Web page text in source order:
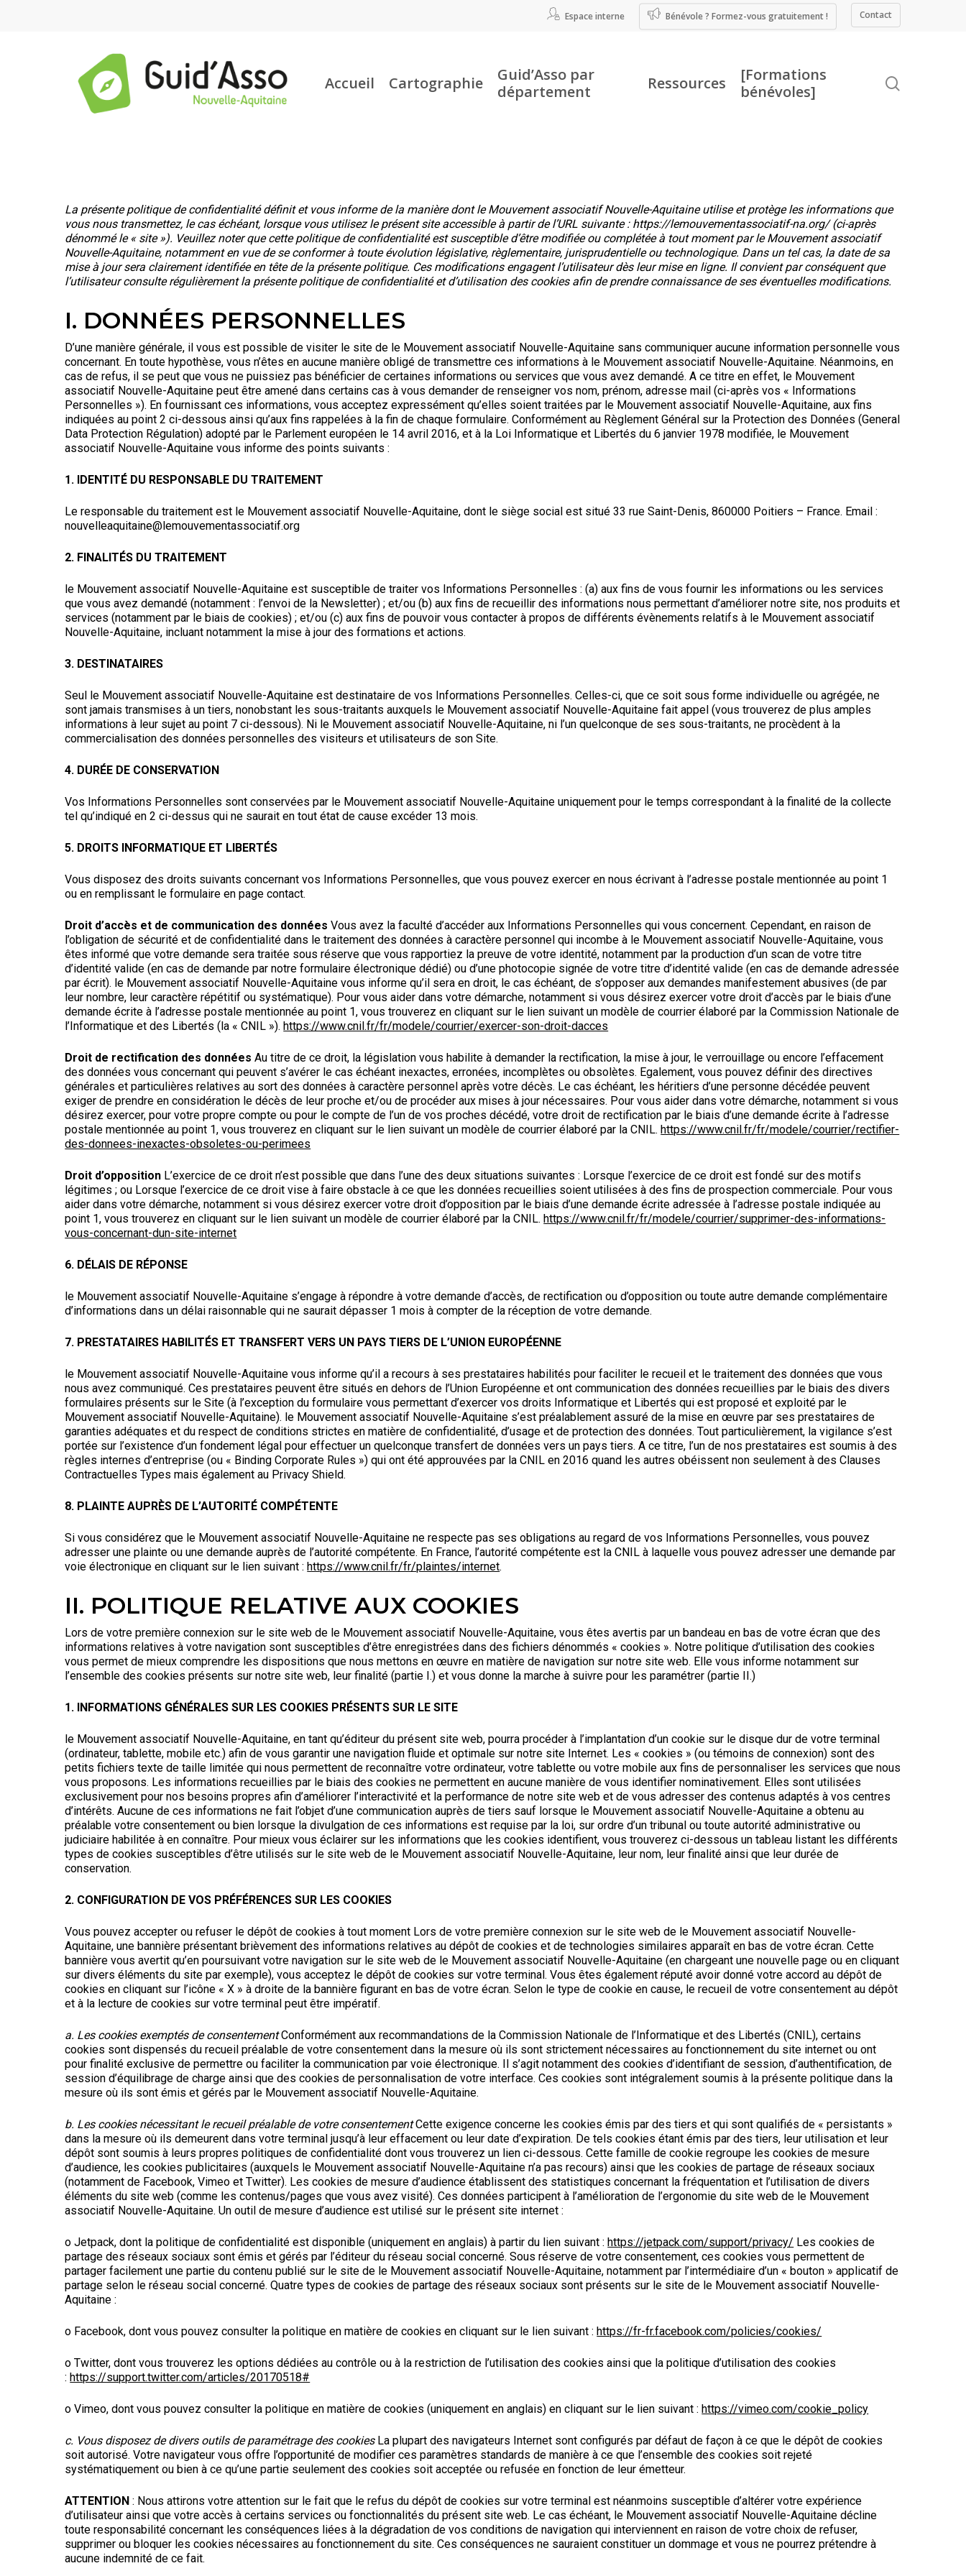
Espace interne Bénévole ? Formez-vous gratuitement ! Contact
Accueil Cartographie
Guid’Asso par
département
Ressources
[Formations
bénévoles]
La présente politique de confidentialité définit et vous informe de la manière dont le Mouvement associatif Nouvelle-Aquitaine utilise et protège les informations que
vous nous transmettez, le cas échéant, lorsque vous utilisez le présent site accessible à partir de l’URL suivante : https://lemouvementassociatif-na.org/ (ci-après
dénommé le « site »). Veuillez noter que cette politique de confidentialité est susceptible d’être modifiée ou complétée à tout moment par le Mouvement associatif
Nouvelle-Aquitaine, notamment en vue de se conformer à toute évolution législative, règlementaire, jurisprudentielle ou technologique. Dans un tel cas, la date de sa
mise à jour sera clairement identifiée en tête de la présente politique. Ces modifications engagent l’utilisateur dès leur mise en ligne. Il convient par conséquent que
l’utilisateur consulte régulièrement la présente politique de confidentialité et d’utilisation des cookies afin de prendre connaissance de ses éventuelles modifications.
I. DONNÉES PERSONNELLES
D’une manière générale, il vous est possible de visiter le site de le Mouvement associatif Nouvelle-Aquitaine sans communiquer aucune information personnelle vous
concernant. En toute hypothèse, vous n’êtes en aucune manière obligé de transmettre ces informations à le Mouvement associatif Nouvelle-Aquitaine. Néanmoins, en
cas de refus, il se peut que vous ne puissiez pas bénéficier de certaines informations ou services que vous avez demandé. A ce titre en effet, le Mouvement
associatif Nouvelle-Aquitaine peut être amené dans certains cas à vous demander de renseigner vos nom, prénom, adresse mail (ci-après vos « Informations
Personnelles »). En fournissant ces informations, vous acceptez expressément qu’elles soient traitées par le Mouvement associatif Nouvelle-Aquitaine, aux fins
indiquées au point 2 ci-dessous ainsi qu’aux fins rappelées à la fin de chaque formulaire. Conformément au Règlement Général sur la Protection des Données (General
Data Protection Régulation) adopté par le Parlement européen le 14 avril 2016, et à la Loi Informatique et Libertés du 6 janvier 1978 modifiée, le Mouvement
associatif Nouvelle-Aquitaine vous informe des points suivants :
1. IDENTITÉ DU RESPONSABLE DU TRAITEMENT
Le responsable du traitement est le Mouvement associatif Nouvelle-Aquitaine, dont le siège social est situé 33 rue Saint-Denis, 860000 Poitiers – France. Email :
nouvelleaquitaine@lemouvementassociatif.org
2. FINALITÉS DU TRAITEMENT
le Mouvement associatif Nouvelle-Aquitaine est susceptible de traiter vos Informations Personnelles : (a) aux fins de vous fournir les informations ou les services
que vous avez demandé (notamment : l’envoi de la Newsletter) ; et/ou (b) aux fins de recueillir des informations nous permettant d’améliorer notre site, nos produits et
services (notamment par le biais de cookies) ; et/ou (c) aux fins de pouvoir vous contacter à propos de différents évènements relatifs à le Mouvement associatif
Nouvelle-Aquitaine, incluant notamment la mise à jour des formations et actions.
3. DESTINATAIRES
Seul le Mouvement associatif Nouvelle-Aquitaine est destinataire de vos Informations Personnelles. Celles-ci, que ce soit sous forme individuelle ou agrégée, ne
sont jamais transmises à un tiers, nonobstant les sous-traitants auxquels le Mouvement associatif Nouvelle-Aquitaine fait appel (vous trouverez de plus amples
informations à leur sujet au point 7 ci-dessous). Ni le Mouvement associatif Nouvelle-Aquitaine, ni l’un quelconque de ses sous-traitants, ne procèdent à la
commercialisation des données personnelles des visiteurs et utilisateurs de son Site.
4. DURÉE DE CONSERVATION
Vos Informations Personnelles sont conservées par le Mouvement associatif Nouvelle-Aquitaine uniquement pour le temps correspondant à la finalité de la collecte
tel qu’indiqué en 2 ci-dessus qui ne saurait en tout état de cause excéder 13 mois.
5. DROITS INFORMATIQUE ET LIBERTÉS
Vous disposez des droits suivants concernant vos Informations Personnelles, que vous pouvez exercer en nous écrivant à l’adresse postale mentionnée au point 1
ou en remplissant le formulaire en page contact.
Droit d’accès et de communication des données Vous avez la faculté d’accéder aux Informations Personnelles qui vous concernent. Cependant, en raison de
l’obligation de sécurité et de confidentialité dans le traitement des données à caractère personnel qui incombe à le Mouvement associatif Nouvelle-Aquitaine, vous
êtes informé que votre demande sera traitée sous réserve que vous rapportiez la preuve de votre identité, notamment par la production d’un scan de votre titre
d’identité valide (en cas de demande par notre formulaire électronique dédié) ou d’une photocopie signée de votre titre d’identité valide (en cas de demande adressée
par écrit). le Mouvement associatif Nouvelle-Aquitaine vous informe qu’il sera en droit, le cas échéant, de s’opposer aux demandes manifestement abusives (de par
leur nombre, leur caractère répétitif ou systématique). Pour vous aider dans votre démarche, notamment si vous désirez exercer votre droit d’accès par le biais d’une
demande écrite à l’adresse postale mentionnée au point 1, vous trouverez en cliquant sur le lien suivant un modèle de courrier élaboré par la Commission Nationale de
l’Informatique et des Libertés (la « CNIL »).https://www.cnil.fr/fr/modele/courrier/exercer-son-droit-dacces
Droit de rectification des données Au titre de ce droit, la législation vous habilite à demander la rectification, la mise à jour, le verrouillage ou encore l’effacement
des données vous concernant qui peuvent s’avérer le cas échéant inexactes, erronées, incomplètes ou obsolètes. Egalement, vous pouvez définir des directives
générales et particulières relatives au sort des données à caractère personnel après votre décès. Le cas échéant, les héritiers d’une personne décédée peuvent
exiger de prendre en considération le décès de leur proche et/ou de procéder aux mises à jour nécessaires. Pour vous aider dans votre démarche, notamment si vous
désirez exercer, pour votre propre compte ou pour le compte de l’un de vos proches décédé, votre droit de rectification par le biais d’une demande écrite à l’adresse
postale mentionnée au point 1, vous trouverez en cliquant sur le lien suivant un modèle de courrier élaboré par la CNIL.https://www.cnil.fr/fr/modele/courrier/rectifier-
des-donnees-inexactes-obsoletes-ou-perimees
Droit d’opposition L’exercice de ce droit n’est possible que dans l’une des deux situations suivantes : Lorsque l’exercice de ce droit est fondé sur des motifs
légitimes ; ou Lorsque l’exercice de ce droit vise à faire obstacle à ce que les données recueillies soient utilisées à des fins de prospection commerciale. Pour vous
aider dans votre démarche, notamment si vous désirez exercer votre droit d’opposition par le biais d’une demande écrite adressée à l’adresse postale indiquée au
point 1, vous trouverez en cliquant sur le lien suivant un modèle de courrier élaboré par la CNIL.https://www.cnil.fr/fr/modele/courrier/supprimer-des-informations-
vous-concernant-dun-site-internet
6. DÉLAIS DE RÉPONSE
le Mouvement associatif Nouvelle-Aquitaine s’engage à répondre à votre demande d’accès, de rectification ou d’opposition ou toute autre demande complémentaire
d’informations dans un délai raisonnable qui ne saurait dépasser 1 mois à compter de la réception de votre demande.
7. PRESTATAIRES HABILITÉS ET TRANSFERT VERS UN PAYS TIERS DE L’UNION EUROPÉENNE
le Mouvement associatif Nouvelle-Aquitaine vous informe qu’il a recours à ses prestataires habilités pour faciliter le recueil et le traitement des données que vous
nous avez communiqué. Ces prestataires peuvent être situés en dehors de l’Union Européenne et ont communication des données recueillies par le biais des divers
formulaires présents sur le Site (à l’exception du formulaire vous permettant d’exercer vos droits Informatique et Libertés qui est proposé et exploité par le
Mouvement associatif Nouvelle-Aquitaine). le Mouvement associatif Nouvelle-Aquitaine s’est préalablement assuré de la mise en œuvre par ses prestataires de
garanties adéquates et du respect de conditions strictes en matière de confidentialité, d’usage et de protection des données. Tout particulièrement, la vigilance s’est
portée sur l’existence d’un fondement légal pour effectuer un quelconque transfert de données vers un pays tiers. A ce titre, l’un de nos prestataires est soumis à des
règles internes d’entreprise (ou « Binding Corporate Rules ») qui ont été approuvées par la CNIL en 2016 quand les autres obéissent non seulement à des Clauses
Contractuelles Types mais également au Privacy Shield.
8. PLAINTE AUPRÈS DE L’AUTORITÉ COMPÉTENTE
Si vous considérez que le Mouvement associatif Nouvelle-Aquitaine ne respecte pas ses obligations au regard de vos Informations Personnelles, vous pouvez
adresser une plainte ou une demande auprès de l’autorité compétente. En France, l’autorité compétente est la CNIL à laquelle vous pouvez adresser une demande par
voie électronique en cliquant sur le lien suivant :https://www.cnil.fr/fr/plaintes/internet.
II. POLITIQUE RELATIVE AUX COOKIES
Lors de votre première connexion sur le site web de le Mouvement associatif Nouvelle-Aquitaine, vous êtes avertis par un bandeau en bas de votre écran que des
informations relatives à votre navigation sont susceptibles d’être enregistrées dans des fichiers dénommés « cookies ». Notre politique d’utilisation des cookies
vous permet de mieux comprendre les dispositions que nous mettons en œuvre en matière de navigation sur notre site web. Elle vous informe notamment sur
l’ensemble des cookies présents sur notre site web, leur finalité (partie I.) et vous donne la marche à suivre pour les paramétrer (partie II.)
1. INFORMATIONS GÉNÉRALES SUR LES COOKIES PRÉSENTS SUR LE SITE
le Mouvement associatif Nouvelle-Aquitaine, en tant qu’éditeur du présent site web, pourra procéder à l’implantation d’un cookie sur le disque dur de votre terminal
(ordinateur, tablette, mobile etc.) afin de vous garantir une navigation fluide et optimale sur notre site Internet. Les « cookies » (ou témoins de connexion) sont des
petits fichiers texte de taille limitée qui nous permettent de reconnaître votre ordinateur, votre tablette ou votre mobile aux fins de personnaliser les services que nous
vous proposons. Les informations recueillies par le biais des cookies ne permettent en aucune manière de vous identifier nominativement. Elles sont utilisées
exclusivement pour nos besoins propres afin d’améliorer l’interactivité et la performance de notre site web et de vous adresser des contenus adaptés à vos centres
d’intérêts. Aucune de ces informations ne fait l’objet d’une communication auprès de tiers sauf lorsque le Mouvement associatif Nouvelle-Aquitaine a obtenu au
préalable votre consentement ou bien lorsque la divulgation de ces informations est requise par la loi, sur ordre d’un tribunal ou toute autorité administrative ou
judiciaire habilitée à en connaître. Pour mieux vous éclairer sur les informations que les cookies identifient, vous trouverez ci-dessous un tableau listant les différents
types de cookies susceptibles d’être utilisés sur le site web de le Mouvement associatif Nouvelle-Aquitaine, leur nom, leur finalité ainsi que leur durée de
conservation.
2. CONFIGURATION DE VOS PRÉFÉRENCES SUR LES COOKIES
Vous pouvez accepter ou refuser le dépôt de cookies à tout moment Lors de votre première connexion sur le site web de le Mouvement associatif Nouvelle-
Aquitaine, une bannière présentant brièvement des informations relatives au dépôt de cookies et de technologies similaires apparaît en bas de votre écran. Cette
bannière vous avertit qu’en poursuivant votre navigation sur le site web de le Mouvement associatif Nouvelle-Aquitaine (en chargeant une nouvelle page ou en cliquant
sur divers éléments du site par exemple), vous acceptez le dépôt de cookies sur votre terminal. Vous êtes également réputé avoir donné votre accord au dépôt de
cookies en cliquant sur l’icône « X » à droite de la bannière figurant en bas de votre écran. Selon le type de cookie en cause, le recueil de votre consentement au dépôt
et à la lecture de cookies sur votre terminal peut être impératif.
a. Les cookies exemptés de consentementConformément aux recommandations de la Commission Nationale de l’Informatique et des Libertés (CNIL), certains
cookies sont dispensés du recueil préalable de votre consentement dans la mesure où ils sont strictement nécessaires au fonctionnement du site internet ou ont
pour finalité exclusive de permettre ou faciliter la communication par voie électronique. Il s’agit notamment des cookies d’identifiant de session, d’authentification, de
session d’équilibrage de charge ainsi que des cookies de personnalisation de votre interface. Ces cookies sont intégralement soumis à la présente politique dans la
mesure où ils sont émis et gérés par le Mouvement associatif Nouvelle-Aquitaine.
b. Les cookies nécessitant le recueil préalable de votre consentementCette exigence concerne les cookies émis par des tiers et qui sont qualifiés de « persistants »
dans la mesure où ils demeurent dans votre terminal jusqu’à leur effacement ou leur date d’expiration. De tels cookies étant émis par des tiers, leur utilisation et leur
dépôt sont soumis à leurs propres politiques de confidentialité dont vous trouverez un lien ci-dessous. Cette famille de cookie regroupe les cookies de mesure
d’audience, les cookies publicitaires (auxquels le Mouvement associatif Nouvelle-Aquitaine n’a pas recours) ainsi que les cookies de partage de réseaux sociaux
(notamment de Facebook, Vimeo et Twitter). Les cookies de mesure d’audience établissent des statistiques concernant la fréquentation et l’utilisation de divers
éléments du site web (comme les contenus/pages que vous avez visité). Ces données participent à l’amélioration de l’ergonomie du site web de le Mouvement
associatif Nouvelle-Aquitaine. Un outil de mesure d’audience est utilisé sur le présent site internet :
o Jetpack, dont la politique de confidentialité est disponible (uniquement en anglais) à partir du lien suivant :https://jetpack.com/support/privacy/ Les cookies de
partage des réseaux sociaux sont émis et gérés par l’éditeur du réseau social concerné. Sous réserve de votre consentement, ces cookies vous permettent de
partager facilement une partie du contenu publié sur le site de le Mouvement associatif Nouvelle-Aquitaine, notamment par l’intermédiaire d’un « bouton » applicatif de
partage selon le réseau social concerné. Quatre types de cookies de partage des réseaux sociaux sont présents sur le site de le Mouvement associatif Nouvelle-
Aquitaine :
o Facebook, dont vous pouvez consulter la politique en matière de cookies en cliquant sur le lien suivant :https://fr-fr.facebook.com/policies/cookies/
o Twitter, dont vous trouverez les options dédiées au contrôle ou à la restriction de l’utilisation des cookies ainsi que la politique d’utilisation des cookies
:https://support.twitter.com/articles/20170518#
o Vimeo, dont vous pouvez consulter la politique en matière de cookies (uniquement en anglais) en cliquant sur le lien suivant :https://vimeo.com/cookie_policy
c. Vous disposez de divers outils de paramétrage des cookiesLa plupart des navigateurs Internet sont configurés par défaut de façon à ce que le dépôt de cookies
soit autorisé. Votre navigateur vous offre l’opportunité de modifier ces paramètres standards de manière à ce que l’ensemble des cookies soit rejeté
systématiquement ou bien à ce qu’une partie seulement des cookies soit acceptée ou refusée en fonction de leur émetteur.
ATTENTION : Nous attirons votre attention sur le fait que le refus du dépôt de cookies sur votre terminal est néanmoins susceptible d’altérer votre expérience
d’utilisateur ainsi que votre accès à certains services ou fonctionnalités du présent site web. Le cas échéant, le Mouvement associatif Nouvelle-Aquitaine décline
toute responsabilité concernant les conséquences liées à la dégradation de vos conditions de navigation qui interviennent en raison de votre choix de refuser,
supprimer ou bloquer les cookies nécessaires au fonctionnement du site. Ces conséquences ne sauraient constituer un dommage et vous ne pourrez prétendre à
aucune indemnité de ce fait.